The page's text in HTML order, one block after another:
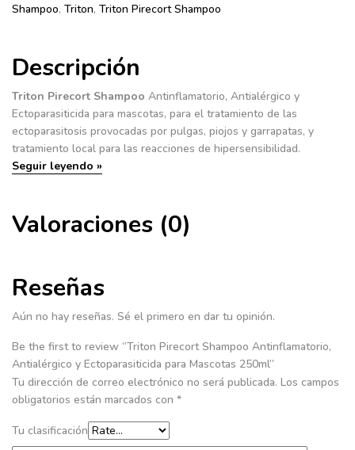
Shampoo, Triton, Triton Pirecort Shampoo
Descripción
Triton Pirecort Shampoo Antinflamatorio, Antialérgico y
Ectoparasiticida para mascotas, para el tratamiento de las
ectoparasitosis provocadas por pulgas, piojos y garrapatas, y
tratamiento local para las reacciones de hipersensibilidad.
Seguir leyendo »
Valoraciones (0)
Reseñas
Aún no hay reseñas. Sé el primero en dar tu opinión.
Be the first to review “Triton Pirecort Shampoo Antinflamatorio,
Antialérgico y Ectoparasiticida para Mascotas 250ml”
Tu dirección de correo electrónico no será publicada. Los campos
obligatorios están marcados con *
Tu clasificación